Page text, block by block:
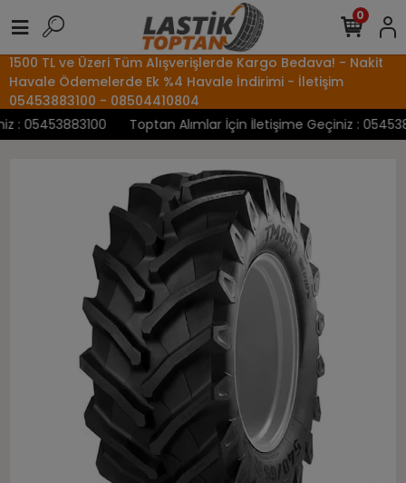
1500 TL ve Üzeri Tüm Alışverişlerde Kargo Bedava! - Nakit
Havale Ödemelerde Ek %4 Havale İndirimi - İletişim
05453883100 - 08504410804
05453883100
Toptan Alımlar İçin İletişime Geçiniz :
0